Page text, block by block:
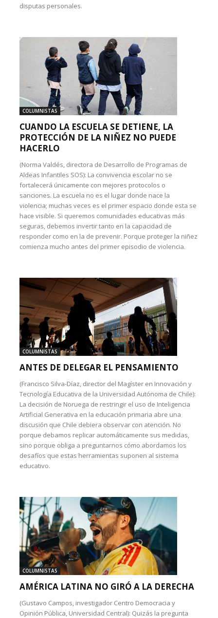
disputas personales.
COLUMNISTAS
CUANDO LA ESCUELA SE DETIENE, LA
PROTECCIÓN DE LA NIÑEZ NO PUEDE
HACERLO
(Norma Valdés, directora de Desarrollo de Programas de
Aldeas Infantiles SOS): La convivencia escolar no se
fortalecerá únicamente con mejores protocolos o
sanciones. La escuela no es el lugar donde nace la
violencia; muchas veces es el primer espacio donde esta se
hace visible. Si queremos comunidades educativas más
seguras, debemos invertir tanto en la capacidad de
responder como en la de prevenir. Porque proteger la niñez
comienza mucho antes del primer episodio de violencia.
COLUMNISTAS
ANTES DE DELEGAR EL PENSAMIENTO
(Francisco Silva-Díaz, director del Magíster en Innovación y
Tecnología Educativa de la Universidad Autónoma de Chile):
La decisión de Noruega de restringir el uso de Inteligencia
Artificial Generativa en la educación primaria abre una
discusión que Chile debiera observar con atención. No
porque debamos replicar automáticamente sus medidas,
sino porque obliga a preguntarnos cómo abordamos los
desafíos que estas herramientas suponen al sistema
educativo.
COLUMNISTAS
AMÉRICA LATINA NO GIRÓ A LA DERECHA
(Gustavo Campos, investigador Centro Democracia y
Opinión Pública, Universidad Central): Quizás la pregunta